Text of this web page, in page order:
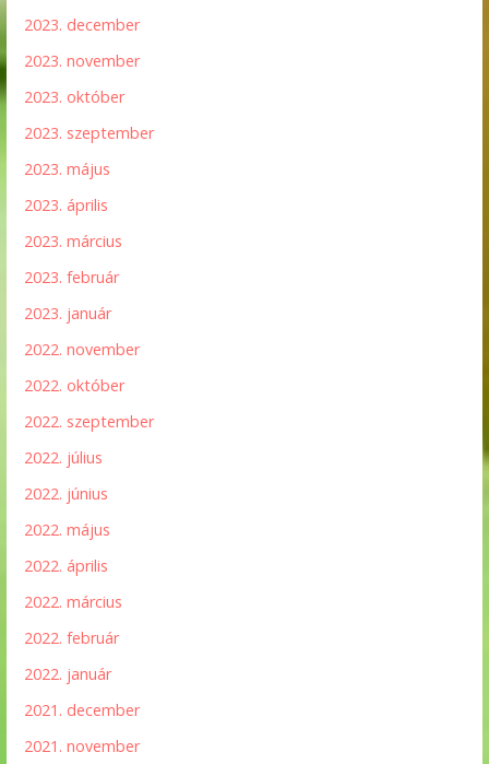
2023. december
2023. november
2023. október
2023. szeptember
2023. május
2023. április
2023. március
2023. február
2023. január
2022. november
2022. október
2022. szeptember
2022. július
2022. június
2022. május
2022. április
2022. március
2022. február
2022. január
2021. december
2021. november